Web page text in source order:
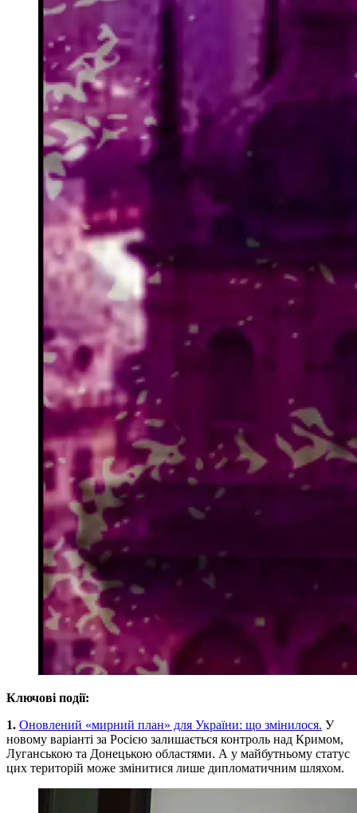
Ключові події:
1. Оновлений «мирний план» для України: що змінилося. У
новому варіанті за Росією залишається контроль над Кримом,
Луганською та Донецькою областями. А у майбутньому статус
цих територій може змінитися лише дипломатичним шляхом.